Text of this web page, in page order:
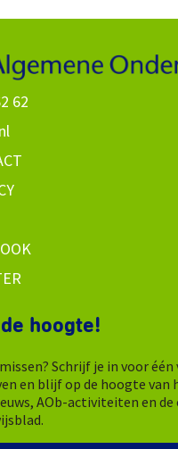
62
hoogte!
Schrijf je in voor één
en blijf op de hoogte van
AOb-activiteiten en